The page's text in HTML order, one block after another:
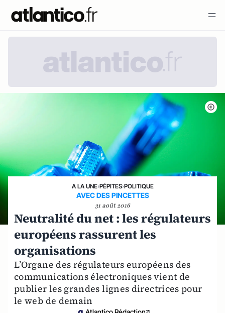
A LA UNE›PÉPITES›POLITIQUE
AVEC DES PINCETTES
31 août 2016
Neutralité du net : les régulateurs
européens rassurent les
organisations
L’Organe des régulateurs européens des
communications électroniques vient de
publier les grandes lignes directrices pour
le web de demain